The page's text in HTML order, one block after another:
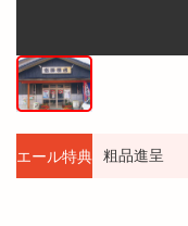
エール特典 粗品進呈